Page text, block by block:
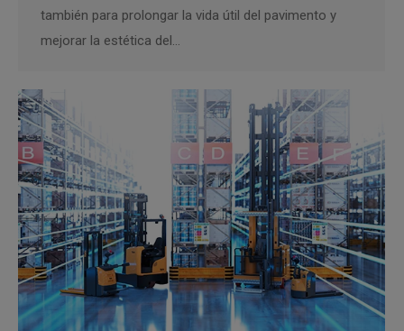
también para prolongar la vida útil del pavimento y
mejorar la estética del…